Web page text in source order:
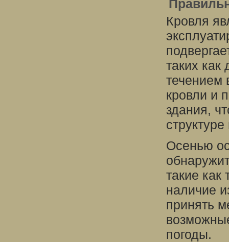
Кровля
таких как
течением
кровли и
здания,
Осенью
такие
наличие
принять
погоды.